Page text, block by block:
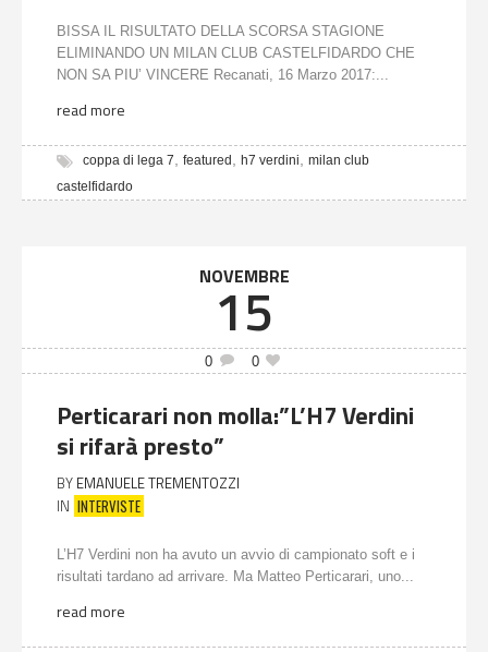
BISSA IL RISULTATO DELLA SCORSA STAGIONE
ELIMINANDO UN MILAN CLUB CASTELFIDARDO CHE
NON SA PIU’ VINCERE Recanati, 16 Marzo 2017:...
read more
coppa di lega 7, featured , h7 verdini, milan club
castelfidardo
NOVEMBRE
15
0 0
Perticarari non molla:”L’H7 Verdini
si rifarà presto”
BY EMANUELE TREMENTOZZI
IN INTERVISTE
L’H7 Verdini non ha avuto un avvio di campionato soft e i
risultati tardano ad arrivare. Ma Matteo Perticarari, uno...
read more